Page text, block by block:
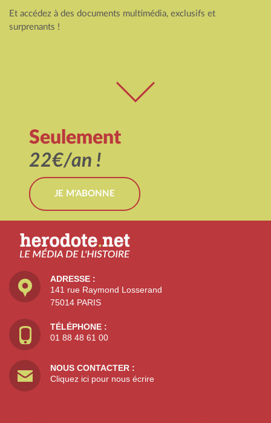
Et accédez à des documents multimédia, exclusifs et
surprenants !
Seulement
22€/an !
JE M'ABONNE
ADRESSE :
141 rue Raymond Losserand
75014 PARIS
TÉLÉPHONE :
01 88 48 61 00
NOUS CONTACTER :
Cliquez ici pour nous écrire